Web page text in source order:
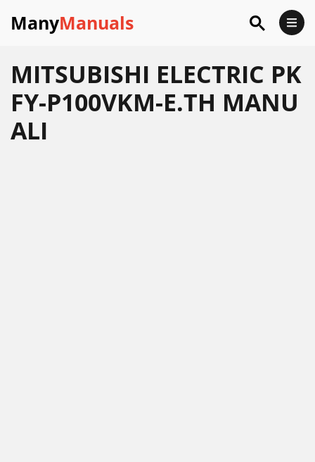
ManyManuals
MITSUBISHI ELECTRIC PK
FY-P100VKM-E.TH MANU
ALI